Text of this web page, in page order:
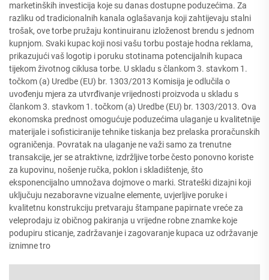
marketinških investicija koje su danas dostupne poduzećima. Za
razliku od tradicionalnih kanala oglašavanja koji zahtijevaju stalni
trošak, ove torbe pružaju kontinuiranu izloženost brendu s jednom
kupnjom. Svaki kupac koji nosi vašu torbu postaje hodna reklama,
prikazujući vaš logotip i poruku stotinama potencijalnih kupaca
tijekom životnog ciklusa torbe. U skladu s člankom 3. stavkom 1.
točkom (a) Uredbe (EU) br. 1303/2013 Komisija je odlučila o
uvođenju mjera za utvrđivanje vrijednosti proizvoda u skladu s
člankom 3. stavkom 1. točkom (a) Uredbe (EU) br. 1303/2013. Ova
ekonomska prednost omogućuje poduzećima ulaganje u kvalitetnije
materijale i sofisticiranije tehnike tiskanja bez prelaska proračunskih
ograničenja. Povratak na ulaganje ne važi samo za trenutne
transakcije, jer se atraktivne, izdržljive torbe često ponovno koriste
za kupovinu, nošenje ručka, poklon i skladištenje, što
eksponencijalno umnožava dojmove o marki. Strateški dizajni koji
uključuju nezaboravne vizualne elemente, uvjerljive poruke i
kvalitetnu konstrukciju pretvaraju štampane papirnate vreće za
veleprodaju iz običnog pakiranja u vrijedne robne znamke koje
podupiru sticanje, zadržavanje i zagovaranje kupaca uz održavanje
iznimne tro